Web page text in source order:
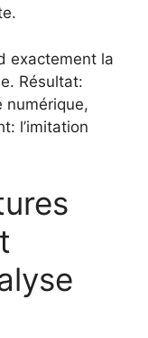
exactement la
Résultat:
numérique,
l’imitation